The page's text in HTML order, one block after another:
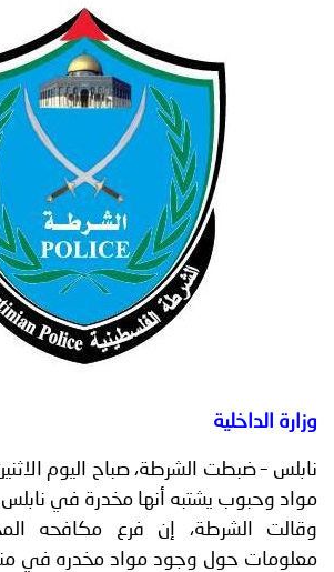
الإلكترونية
صور
وفيديو
مجلة
أصداء
الأمانة
إعلانات
وزارة الداخلية
نابلس – ضبطت الشرطة، صباح اليوم
مواد وحبوب يشتبه أنها مخدرة في
وقالت الشرطة، إن فرع مكافحه
معلومات حول وجود مواد مخدره في